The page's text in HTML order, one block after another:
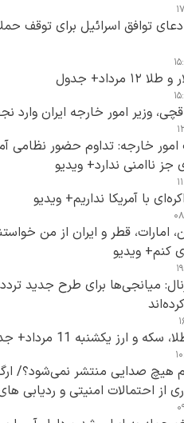
توافق اسرائیل برای توقف
جدول
وزیر امور خارجه ایران وارد
خارجه: تداوم حضور نظامی
ناامنی ندارد+ ویدیو
با آمریکا نداریم+ ویدیو
امارات، قطر و ایران از من
کنم+ ویدیو
میانجی‌ها برای طرح جدید
ارز یکشنبه 11 مرداد+ جدول
هیچ صدایی منتشر نمی‌شود؟/
از احتمالات امنیتی و ردیابی